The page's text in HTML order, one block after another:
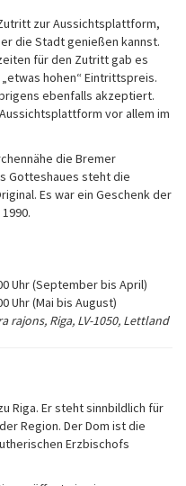
zur Aussichtsplattform,
die Stadt genießen kannst.
für den Zutritt gab es
hohen“ Eintrittspreis.
ebenfalls akzeptiert.
vor allem im
die Bremer
Gotteshaues steht die
Es war ein Geschenk der
Uhr (September bis April)
Uhr (Mai bis August)
rajons, Riga, LV-1050, Lettland
Riga. Er steht sinnbildlich für
Region. Der Dom ist die
Erzbischofs